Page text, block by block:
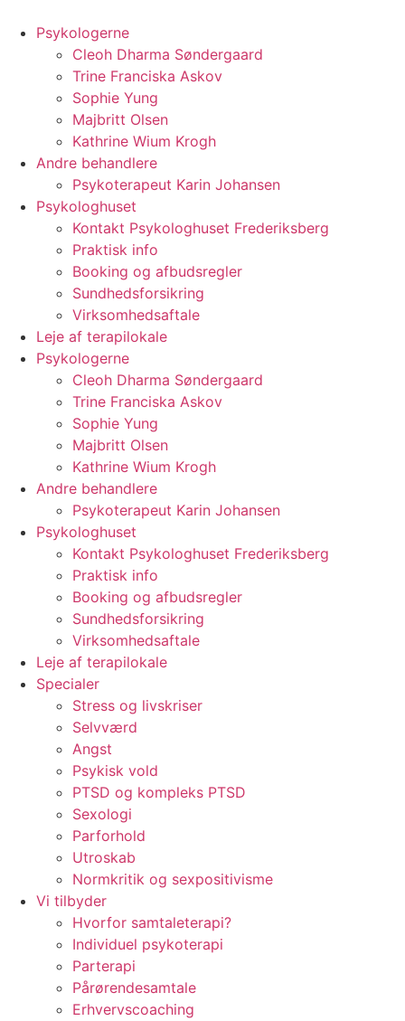
Psykologerne
Cleoh Dharma Søndergaard
Trine Franciska Askov
Sophie Yung
Majbritt Olsen
Kathrine Wium Krogh
Andre behandlere
Psykoterapeut Karin Johansen
Psykologhuset
Kontakt Psykologhuset Frederiksberg
Praktisk info
Booking og afbudsregler
Sundhedsforsikring
Virksomhedsaftale
Leje af terapilokale
Psykologerne
Cleoh Dharma Søndergaard
Trine Franciska Askov
Sophie Yung
Majbritt Olsen
Kathrine Wium Krogh
Andre behandlere
Psykoterapeut Karin Johansen
Psykologhuset
Kontakt Psykologhuset Frederiksberg
Praktisk info
Booking og afbudsregler
Sundhedsforsikring
Virksomhedsaftale
Leje af terapilokale
Specialer
Stress og livskriser
Selvværd
Angst
Psykisk vold
PTSD og kompleks PTSD
Sexologi
Parforhold
Utroskab
Normkritik og sexpositivisme
Vi tilbyder
Hvorfor samtaleterapi?
Individuel psykoterapi
Parterapi
Pårørendesamtale
Erhvervscoaching